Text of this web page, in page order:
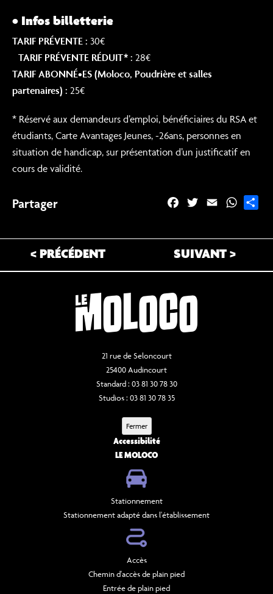
• Infos billetterie
TARIF PRÉVENTE : 30€
TARIF PRÉVENTE RÉDUIT* : 28€
TARIF ABONNÉ•ES (Moloco, Poudrière et salles
partenaires) : 25€
* Réservé aux demandeurs d’emploi, bénéficiaires du RSA et
étudiants, Carte Avantages Jeunes, -26ans, personnes en
situation de handicap, sur présentation d’un justificatif en
cours de validité.
Partager
b
o
t
e
l
W
A
g
< PRÉCÉDENT SUIVANT >
21 rue de Seloncourt
25400 Audincourt
Standard : 03 81 30 78 30
Studios : 03 81 30 78 35
Fermer
Accessibilité
LE MOLOCO
Stationnement
Stationnement adapté dans l'établissement
Accès
Chemin d'accès de plain pied
Entrée de plain pied